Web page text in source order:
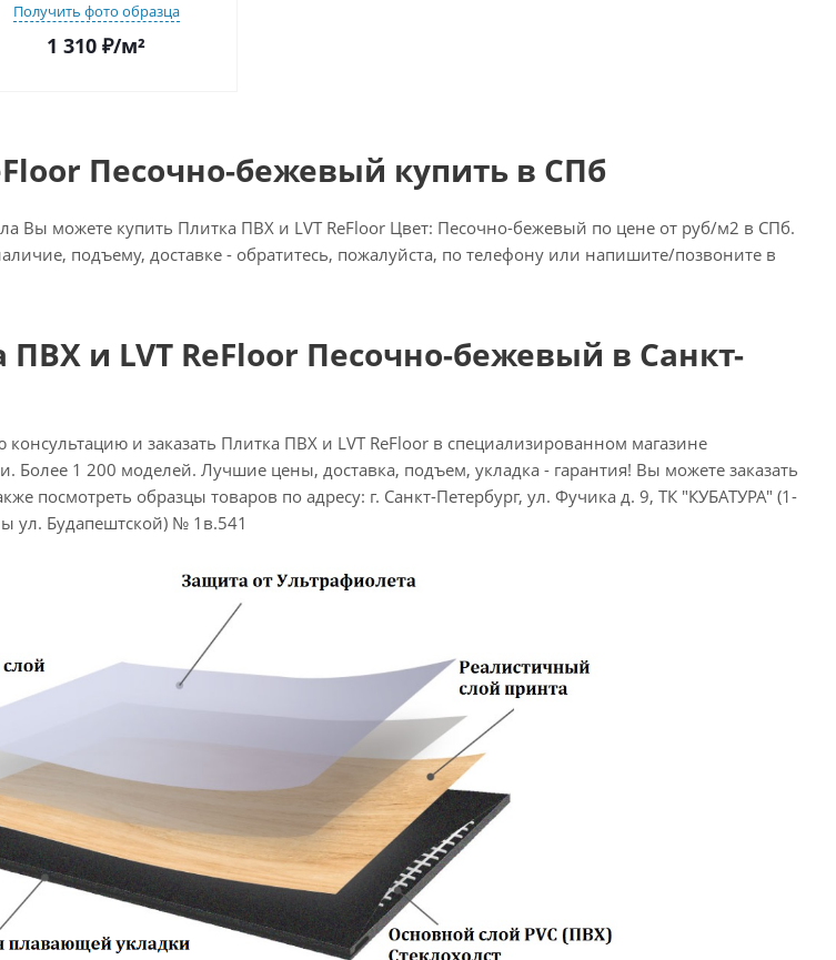
Получить фото образца
1 310 ₽/м²
Песочно-бежевый купить в СПб
Вы можете купить Плитка ПВХ и LVT ReFloor Цвет: Песочно-бежевый по цене от руб/м2 в СПб.
подъему, доставке - обратитесь, пожалуйста, по телефону или напишите/позвоните в
ПВХ и LVT ReFloor Песочно-бежевый в Санкт-
и заказать Плитка ПВХ и LVT ReFloor в специализированном магазине
Более 1 200 моделей. Лучшие цены, доставка, подъем, укладка - гарантия! Вы можете заказать
посмотреть образцы товаров по адресу: г. Санкт-Петербург, ул. Фучика д. 9, ТК "КУБАТУРА" (1-
ул. Будапештской) № 1в.541